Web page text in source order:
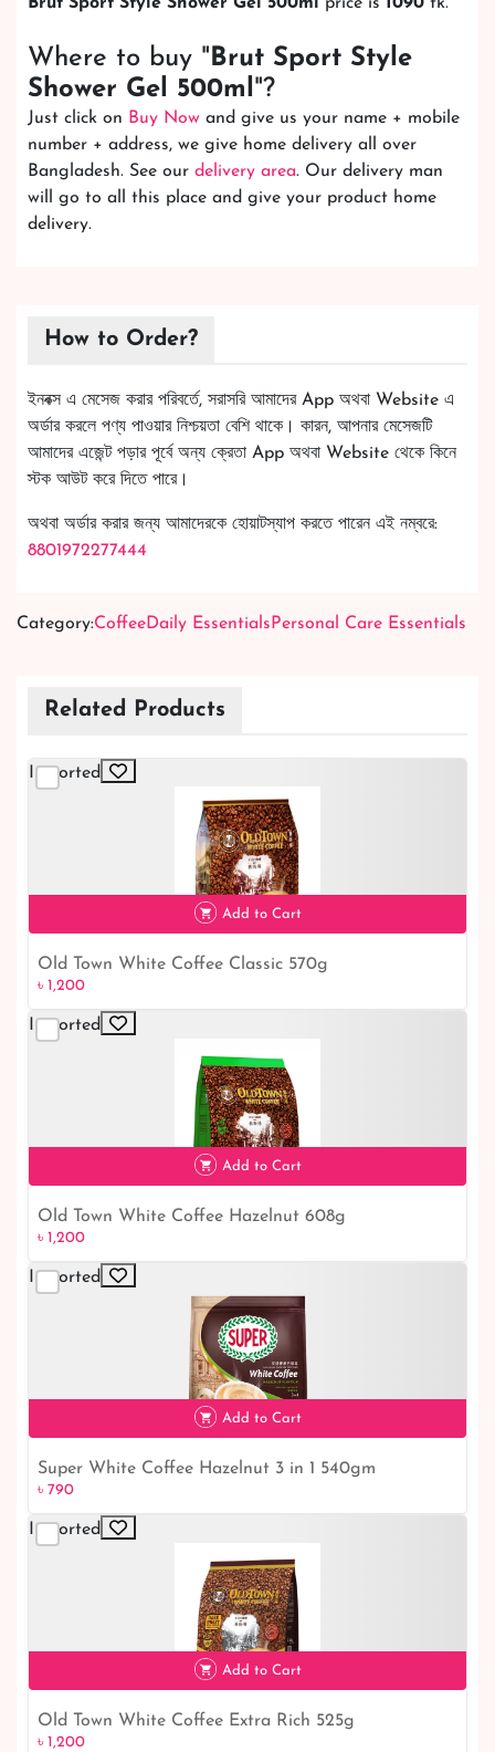
Where to buy " Brut Sport Style
Shower Gel 500ml "?
Just click on Buy Now and give us your name + mobile
number + address, we give home delivery all over
Bangladesh. See our delivery area. Our delivery man
will go to all this place and give your product home
delivery.
How to Order?
ইনবক্স এ মেসেজ করার পরিবর্তে, সরাসরি আমাদের App অথবা Website এ
অর্ডার করলে পণ্য পাওয়ার নিশ্চয়তা বেশি থাকে। কারন, আপনার মেসেজটি
আমাদের এজেন্ট পড়ার পূর্বে অন্য ক্রেতা App অথবা Website থেকে কিনে
স্টক আউট করে দিতে পারে।
অথবা অর্ডার করার জন্য আমাদেরকে হোয়াটস্যাপ করতে পারেন এই নম্বরে:
8801972277444
Category:CoffeeDaily Essentials Personal Care Essentials
Related Products
Imported
৳ 1,200
Add to Cart
Old Town White Coffee Classic 570g
৳ 1,200
Imported
৳ 1,200
Add to Cart
Old Town White Coffee Hazelnut 608g
৳ 1,200
Imported
৳ 790
Add to Cart
Super White Coffee Hazelnut 3 in 1 540gm
৳ 790
Imported
৳ 1,200
Add to Cart
Old Town White Coffee Extra Rich 525g
৳ 1,200